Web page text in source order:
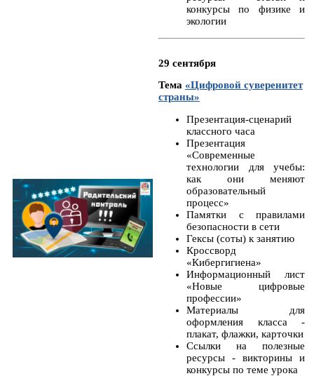
конкурсы по физике и
экологии
29 сентября
Тема «Цифровой суверенитет
страны»
Презентация-сценарий
классного часа
Презентация
«Современные
технологии для учебы:
как они меняют
образовательный
процесс»
Памятки с правилами
безопасности в сети
Гексы (соты) к занятию
Кроссворд
«Кибергигиена»
Информационный лист
«Новые цифровые
профессии»
Материалы для
оформления класса -
плакат, флажки, карточки
Ссылки на полезные
ресурсы - викторины и
конкурсы по теме урока